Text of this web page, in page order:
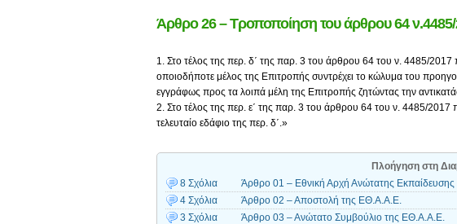
Άρθρο 26 – Τροποποίηση του άρθρου 64
1. Στο τέλος της περ. δ΄ της παρ. 3 του άρθρου 64 του ν. 4485/2017
οποιοδήποτε μέλος της Επιτροπής συντρέχει το κώλυμα του
εγγράφως προς τα λοιπά μέλη της Επιτροπής ζητώντας την
2. Στο τέλος της περ. ε΄ της παρ. 3 του άρθρου 64 του ν. 4485/2017
τελευταίο εδάφιο της περ. δ΄.»
Πλοήγηση στη
8 Σχόλια
Άρθρο 01 – Εθνική Αρχή Ανώτατης Εκπαίδευσης
4 Σχόλια
Άρθρο 02 – Αποστολή της ΕΘ.Α.Α.Ε.
3 Σχόλια
Άρθρο 03 – Ανώτατο Συμβούλιο της ΕΘ.Α.Α.Ε.